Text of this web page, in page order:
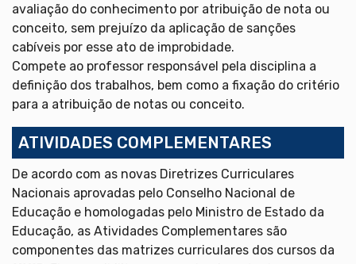
avaliação do conhecimento por atribuição de nota ou
conceito, sem prejuízo da aplicação de sanções
cabíveis por esse ato de improbidade.
Compete ao professor responsável pela disciplina a
definição dos trabalhos, bem como a fixação do critério
para a atribuição de notas ou conceito.
ATIVIDADES COMPLEMENTARES
De acordo com as novas Diretrizes Curriculares
Nacionais aprovadas pelo Conselho Nacional de
Educação e homologadas pelo Ministro de Estado da
Educação, as Atividades Complementares são
componentes das matrizes curriculares dos cursos da